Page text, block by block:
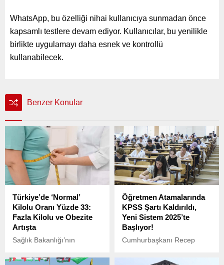
WhatsApp, bu özelliği nihai kullanıcıya sunmadan önce
kapsamlı testlere devam ediyor. Kullanıcılar, bu yenilikle
birlikte uygulamayı daha esnek ve kontrollü
kullanabilecek.
Benzer Konular
Türkiye’de ‘Normal’
Kilolu Oranı Yüzde 33:
Fazla Kilolu ve Obezite
Artışta
Sağlık Bakanlığı’nın
Türkiye genelinde yaklaşık
Öğretmen Atamalarında
KPSS Şartı Kaldırıldı,
Yeni Sistem 2025’te
Başlıyor!
Cumhurbaşkanı Recep
imzalanan ve Resmi